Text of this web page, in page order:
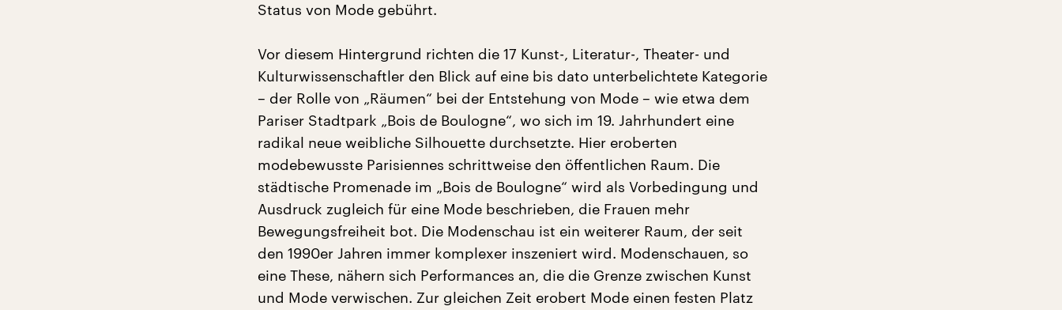
Status von Mode gebührt.
Vor diesem Hintergrund richten die 17 Kunst-, Literatur-, Theater- und
Kulturwissenschaftler den Blick auf eine bis dato unterbelichtete Kategorie
– der Rolle von „Räumen“ bei der Entstehung von Mode – wie etwa dem
Pariser Stadtpark „Bois de Boulogne“, wo sich im 19. Jahrhundert eine
radikal neue weibliche Silhouette durchsetzte. Hier eroberten
modebewusste Parisiennes schrittweise den öffentlichen Raum. Die
städtische Promenade im „Bois de Boulogne“ wird als Vorbedingung und
Ausdruck zugleich für eine Mode beschrieben, die Frauen mehr
Bewegungsfreiheit bot. Die Modenschau ist ein weiterer Raum, der seit
den 1990er Jahren immer komplexer inszeniert wird. Modenschauen, so
eine These, nähern sich Performances an, die die Grenze zwischen Kunst
und Mode verwischen. Zur gleichen Zeit erobert Mode einen festen Platz